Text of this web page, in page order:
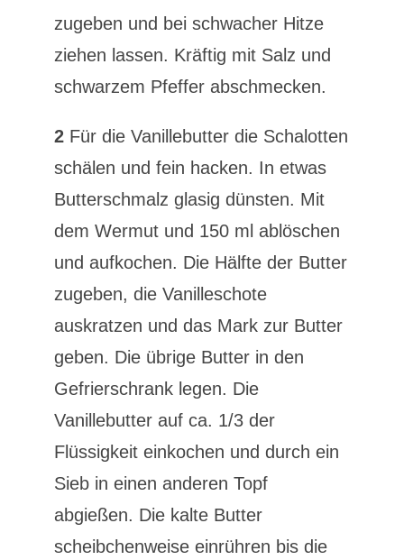
zugeben und bei schwacher Hitze
ziehen lassen. Kräftig mit Salz und
schwarzem Pfeffer abschmecken.
2Für die Vanillebutter die Schalotten
schälen und fein hacken. In etwas
Butterschmalz glasig dünsten. Mit
dem Wermut und 150 ml ablöschen
und aufkochen. Die Hälfte der Butter
zugeben, die Vanilleschote
auskratzen und das Mark zur Butter
geben. Die übrige Butter in den
Gefrierschrank legen. Die
Vanillebutter auf ca. 1/3 der
Flüssigkeit einkochen und durch ein
Sieb in einen anderen Topf
abgießen. Die kalte Butter
scheibchenweise einrühren bis die